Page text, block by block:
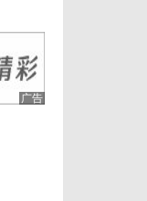
广告